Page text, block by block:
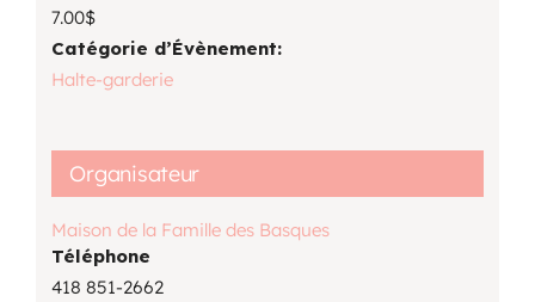
7.00$
Catégorie d’Évènement:
Halte-garderie
Organisateur
Maison de la Famille des Basques
Téléphone
418 851-2662